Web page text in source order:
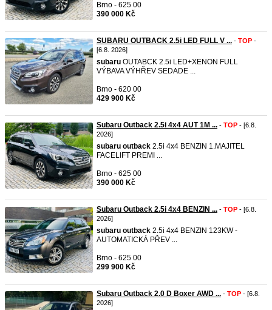
Brno - 625 00
390 000 Kč
SUBARU OUTBACK 2.5i LED FULL V ... - TOP -
[6.8. 2026]
subaru OUTABCK 2.5i LED+XENON FULL
VÝBAVA VÝHŘEV SEDADE ...
Brno - 620 00
429 900 Kč
Subaru Outback 2.5i 4x4 AUT 1M ... - TOP - [6.8.
2026]
subaru outback 2.5i 4x4 BENZIN 1.MAJITEL
FACELIFT PREMI ...
Brno - 625 00
390 000 Kč
Subaru Outback 2.5i 4x4 BENZIN ... - TOP - [6.8.
2026]
subaru outback 2.5i 4x4 BENZIN 123KW -
AUTOMATICKÁ PŘEV ...
Brno - 625 00
299 900 Kč
Subaru Outback 2.0 D Boxer AWD ... - TOP - [6.8.
2026]